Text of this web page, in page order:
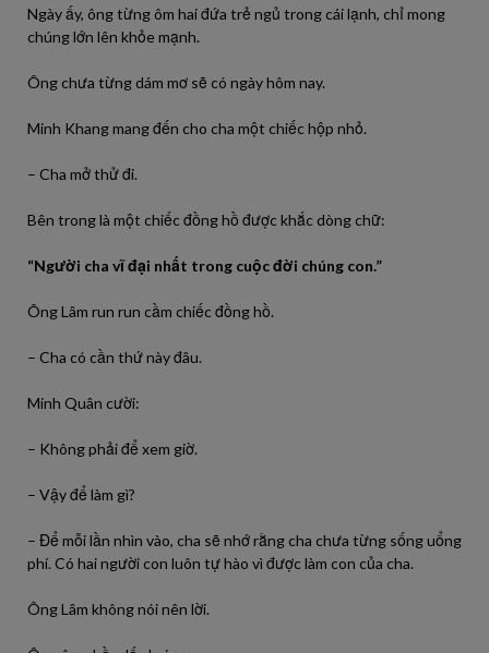
Ngày ấy, ông từng ôm hai đứa trẻ ngủ trong cái lạnh, chỉ mong
chúng lớn lên khỏe mạnh.
Ông chưa từng dám mơ sẽ có ngày hôm nay.
Minh Khang mang đến cho cha một chiếc hộp nhỏ.
– Cha mở thử đi.
Bên trong là một chiếc đồng hồ được khắc dòng chữ:
“Người cha vĩ đại nhất trong cuộc đời chúng con.”
Ông Lâm run run cầm chiếc đồng hồ.
– Cha có cần thứ này đâu.
Minh Quân cười:
– Không phải để xem giờ.
– Vậy để làm gì?
– Để mỗi lần nhìn vào, cha sẽ nhớ rằng cha chưa từng sống uổng
phí. Có hai người con luôn tự hào vì được làm con của cha.
Ông Lâm không nói nên lời.